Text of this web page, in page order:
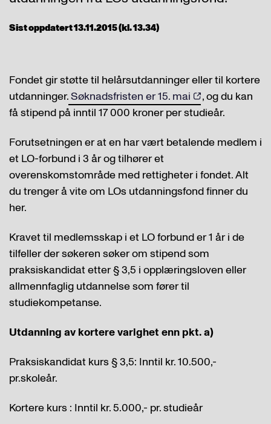
Sist oppdatert 13.11.2015 (kl. 13.34)
Fondet gir støtte til helårsutdanninger eller til kortere
utdanninger.Søknadsfristen er 15. mai
, og du kan
få stipend på inntil 17 000 kroner per studieår.
Forutsetningen er at en har vært betalende medlem i
et LO-forbund i 3 år og tilhører et
overenskomstområde med rettigheter i fondet. Alt
du trenger å vite om LOs utdanningsfond finner du
her.
Kravet til medlemsskap i et LO forbund er 1 år i de
tilfeller der søkeren søker om stipend som
praksiskandidat etter § 3,5 i opplæringsloven eller
allmennfaglig utdannelse som fører til
studiekompetanse.
Utdanning av kortere varighet enn pkt. a)
Praksiskandidat kurs § 3,5: Inntil kr. 10.500,-
pr.skoleår.
Kortere kurs : Inntil kr. 5.000,- pr. studieår